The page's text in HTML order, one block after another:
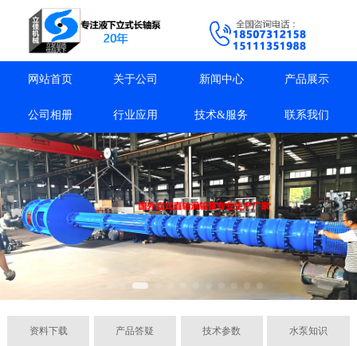
网站首页 关于公司 新闻中心 产品展示
公司相册 行业应用 技术&服务 联系我们
资料下载 产品答疑 技术参数 水泵知识